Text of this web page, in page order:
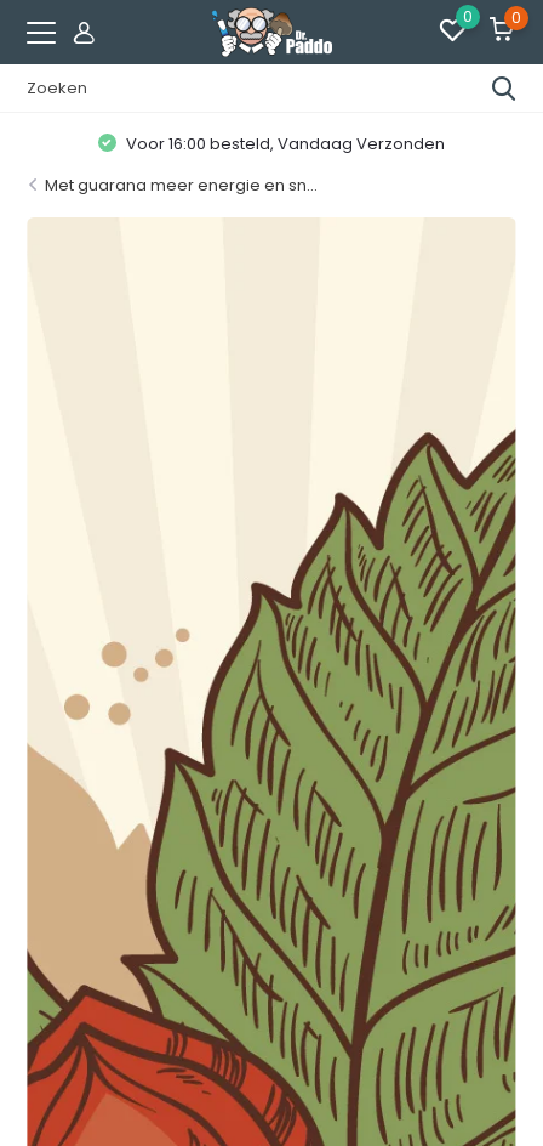
0 0
Klanten geven ons een 8.7 / 10
Met guarana meer energie en sn...